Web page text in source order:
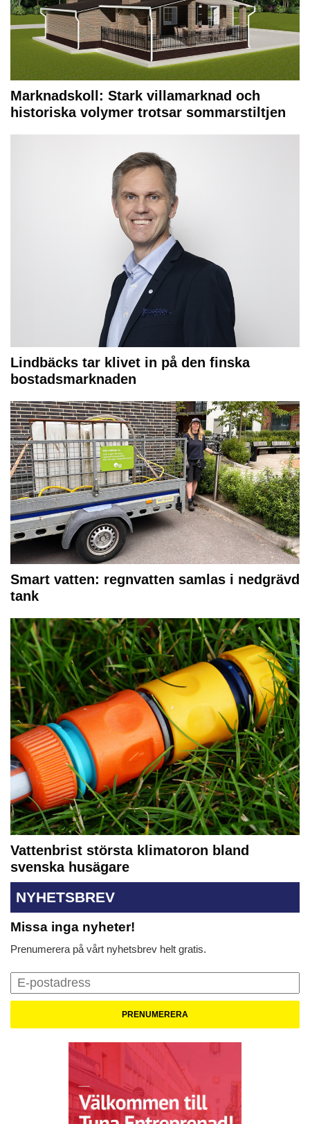
Marknadskoll: Stark villamarknad och
historiska volymer trotsar sommarstiltjen
Lindbäcks tar klivet in på den finska
bostadsmarknaden
Smart vatten: regnvatten samlas i nedgrävd
tank
Vattenbrist största klimatoron bland
svenska husägare
NYHETSBREV
Missa inga nyheter!
Prenumerera på vårt nyhetsbrev helt gratis.